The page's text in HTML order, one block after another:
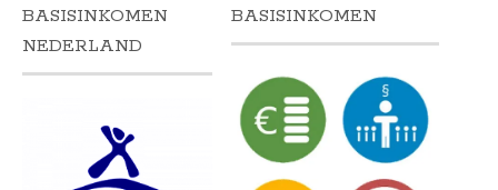
BASISINKOMEN
NEDERLAND
BASISINKOMEN